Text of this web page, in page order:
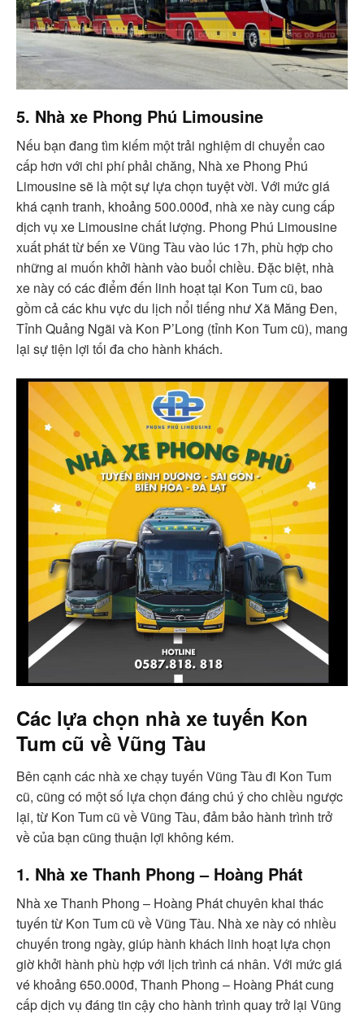
5. Nhà xe Phong Phú Limousine
Nếu bạn đang tìm kiếm một trải nghiệm di chuyển cao
cấp hơn với chi phí phải chăng, Nhà xe Phong Phú
Limousine sẽ là một sự lựa chọn tuyệt vời. Với mức giá
khá cạnh tranh, khoảng 500.000đ, nhà xe này cung cấp
dịch vụ xe Limousine chất lượng. Phong Phú Limousine
xuất phát từ bến xe Vũng Tàu vào lúc 17h, phù hợp cho
những ai muốn khởi hành vào buổi chiều. Đặc biệt, nhà
xe này có các điểm đến linh hoạt tại Kon Tum cũ, bao
gồm cả các khu vực du lịch nổi tiếng như Xã Măng Đen,
Tỉnh Quảng Ngãi và Kon P’Long (tỉnh Kon Tum cũ), mang
lại sự tiện lợi tối đa cho hành khách.
Các lựa chọn nhà xe tuyến Kon
Tum cũ về Vũng Tàu
Bên cạnh các nhà xe chạy tuyến Vũng Tàu đi Kon Tum
cũ, cũng có một số lựa chọn đáng chú ý cho chiều ngược
lại, từ Kon Tum cũ về Vũng Tàu, đảm bảo hành trình trở
về của bạn cũng thuận lợi không kém.
1. Nhà xe Thanh Phong – Hoàng Phát
Nhà xe Thanh Phong – Hoàng Phát chuyên khai thác
tuyến từ Kon Tum cũ về Vũng Tàu. Nhà xe này có nhiều
chuyến trong ngày, giúp hành khách linh hoạt lựa chọn
giờ khởi hành phù hợp với lịch trình cá nhân. Với mức giá
vé khoảng 650.000đ, Thanh Phong – Hoàng Phát cung
cấp dịch vụ đáng tin cậy cho hành trình quay trở lại Vũng